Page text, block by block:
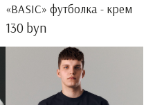
«BASIC» футболка - крем
130 byn